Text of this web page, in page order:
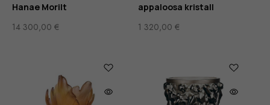
Hanae Morilt
14 300,00 €
appaloosa kristall
1 320,00 €